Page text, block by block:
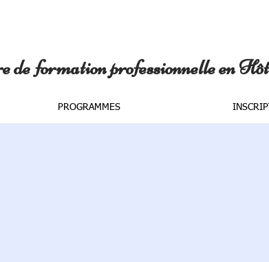
de formation professionnelle en
PROGRAMMES